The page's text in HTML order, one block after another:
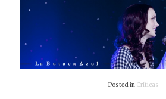
Posted in Críticas